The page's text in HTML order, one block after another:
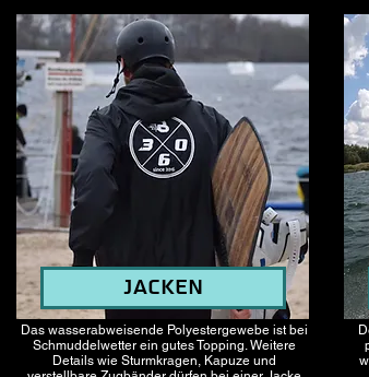
Jacken
Das wasserabweisende Polyestergewebe ist bei
Schmuddelwetter ein gutes Topping. Weitere
Details wie Sturmkragen, Kapuze und